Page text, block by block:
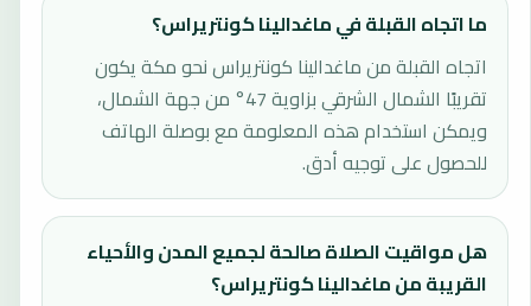
ما اتجاه القبلة في ماغدالينا كونتريراس؟
اتجاه القبلة من ماغدالينا كونتريراس نحو مكة يكون
تقريبًا الشمال الشرقي بزاوية 47° من جهة الشمال،
ويمكن استخدام هذه المعلومة مع بوصلة الهاتف
للحصول على توجيه أدق.
هل مواقيت الصلاة صالحة لجميع المدن والأحياء
القريبة من ماغدالينا كونتريراس؟